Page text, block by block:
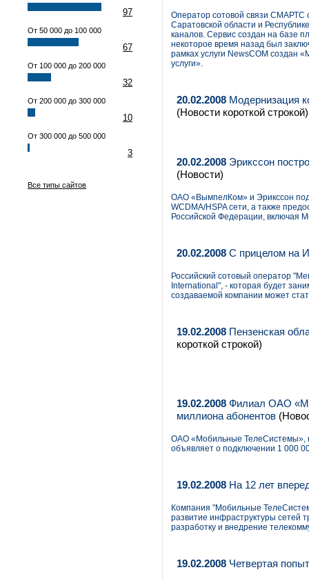
97
От 50 000 до 100 000
67
От 100 000 до 200 000
32
От 200 000 до 300 000
10
От 300 000 до 500 000
3
Все типы сайтов
Оператор сотовой связи СМАРТС
Саратовской области и
каналов. Сервис создан на базе
некоторое время назад был
рамках услуги NewsCOM
услуги».
20.02.2008 Модернизация
(Новости короткой строкой)
20.02.2008 Эрикссон
(Новости)
ОАО «ВымпелКом» и Эрикссон
WCDMA/HSPA сети, а также
Российской Федерации, включая
20.02.2008 С прицелом на
Российский сотовый оператор
International", - которая будет
создаваемой компании может
19.02.2008 Пензенская
короткой строкой)
19.02.2008 Филиал ОАО
миллиона абонентов
ОАО «Мобильные ТелеСистемы»,
объявляет о подключении 1 000
19.02.2008 На 12 лет
Компания "Мобильные
развитие инфраструктуры сетей
разработку и внедрение
19.02.2008 Четвертая